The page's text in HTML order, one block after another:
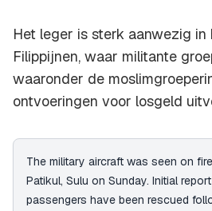
Het leger is sterk aanwezig
Filippijnen, waar militante
waaronder de
ontvoeringen voor losgeld
The military aircraft was seen on
Patikul, Sulu on Sunday. Initial
passengers have been rescued